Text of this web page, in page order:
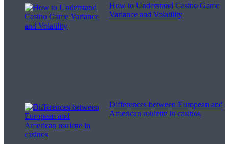
How to Understand Casino Game
Variance and Volatility
Differences between European and
American roulette in casinos